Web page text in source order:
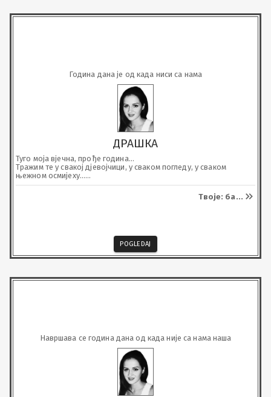
Година дана је од када ниси са нама
ДРАШКА
Туго моја вјечна, прође година...
Тражим те у свакој дјевојчици, у сваком погледу, у сваком
њежном осмијеху...
Болиш, не пролазиш...
Увијек ћеш бити у нашим мислима, почивај у миру, анђеле...
Твоје: ба...
POGLEDAJ
Навршава се година дана од када није са нама наша